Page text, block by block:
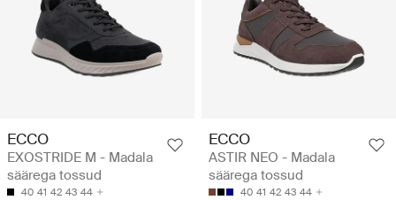
ECCO
EXOSTRIDE M - Madala
säärega tossud
40 41 42 43 44
ECCO
ASTIR NEO - Madala
säärega tossud
40 41 42 43 44